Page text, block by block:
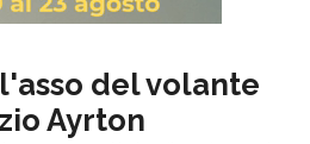
del volante
Ayrton